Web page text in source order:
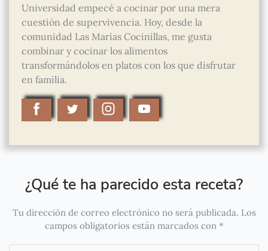
Universidad empecé a cocinar por una mera
cuestión de supervivencia. Hoy, desde la
comunidad Las Marías Cocinillas, me gusta
combinar y cocinar los alimentos
transformándolos en platos con los que disfrutar
en familia.
¿Qué te ha parecido esta receta?
Tu dirección de correo electrónico no será publicada. Los
campos obligatorios están marcados con *